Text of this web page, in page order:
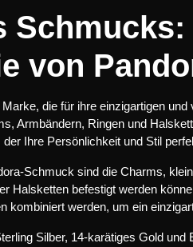
von
die für ihre einzigartigen
Armbändern, Ringen und
Ihre Persönlichkeit und Stil
Schmuck sind die Charms,
Halsketten befestigt werden
kombiniert werden, um ein
Silber, 14-karätiges Gold